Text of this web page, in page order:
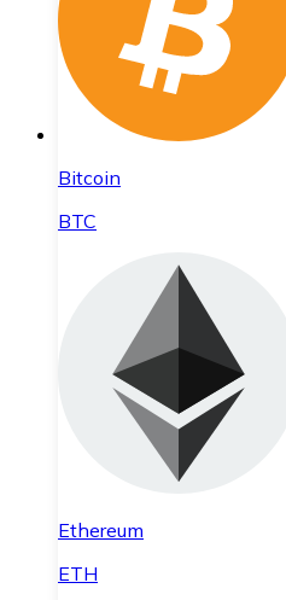
Bitcoin
BTC
Ethereum
ETH